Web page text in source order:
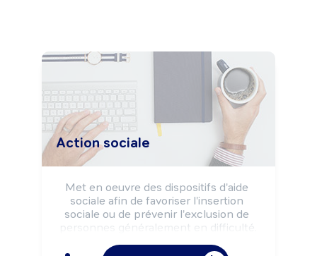
Action sociale
Met en oeuvre des dispositifs d'aide
sociale afin de favoriser l'insertion
sociale ou de prévenir l'exclusion de
personnes généralement en difficulté.